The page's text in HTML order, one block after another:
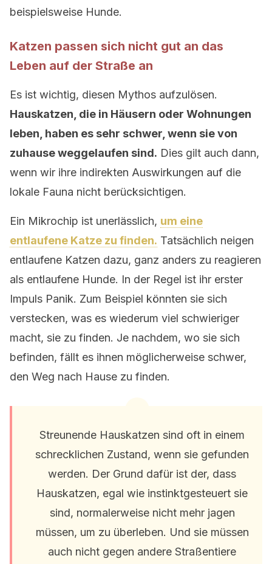
beispielsweise Hunde.
Katzen passen sich nicht gut an das
Leben auf der Straße an
Es ist wichtig, diesen Mythos aufzulösen.
Hauskatzen, die in Häusern oder Wohnungen
leben, haben es sehr schwer, wenn sie von
zuhause weggelaufen sind. Dies gilt auch dann,
wenn wir ihre indirekten Auswirkungen auf die
lokale Fauna nicht berücksichtigen.
Ein Mikrochip ist unerlässlich, um eine
entlaufene Katze zu finden. Tatsächlich neigen
entlaufene Katzen dazu, ganz anders zu reagieren
als entlaufene Hunde. In der Regel ist ihr erster
Impuls Panik. Zum Beispiel könnten sie sich
verstecken, was es wiederum viel schwieriger
macht, sie zu finden. Je nachdem, wo sie sich
befinden, fällt es ihnen möglicherweise schwer,
den Weg nach Hause zu finden.
Streunende Hauskatzen sind oft in einem
schrecklichen Zustand, wenn sie gefunden
werden. Der Grund dafür ist der, dass
Hauskatzen, egal wie instinktgesteuert sie
sind, normalerweise nicht mehr jagen
müssen, um zu überleben. Und sie müssen
auch nicht gegen andere Straßentiere